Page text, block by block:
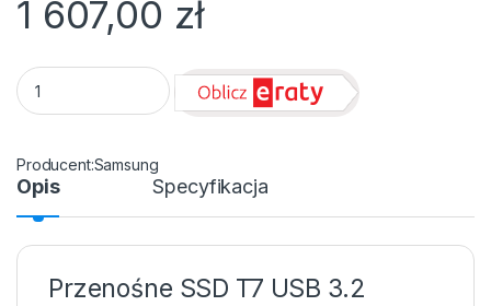
1 607,00 zł
SSD USB 3.2 Type-C USB A 2TB Samsung T7 Niebieski
Samsung
Opis Specyfikacja
Przenośne SSD T7 USB 3.2